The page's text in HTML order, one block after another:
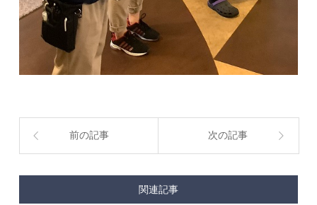
前の記事 次の記事
関連記事